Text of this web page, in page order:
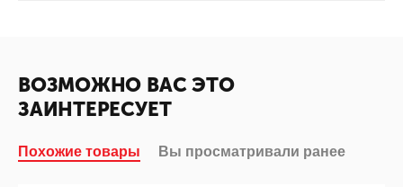
ВОЗМОЖНО ВАС ЭТО
ЗАИНТЕРЕСУЕТ
Похожие товары Вы просматривали ранее